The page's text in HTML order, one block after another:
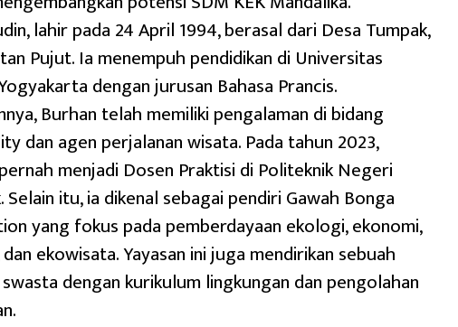
lahir pada 24 April 1994, berasal dari Desa Tumpak,
Pujut. Ia menempuh pendidikan di Universitas
dengan jurusan Bahasa Prancis.
Burhan telah memiliki pengalaman di bidang
dan agen perjalanan wisata. Pada tahun 2023,
menjadi Dosen Praktisi di Politeknik Negeri
Selain itu, ia dikenal sebagai pendiri Gawah Bonga
yang fokus pada pemberdayaan ekologi, ekonomi,
ekowisata. Yayasan ini juga mendirikan sebuah
dengan kurikulum lingkungan dan pengolahan